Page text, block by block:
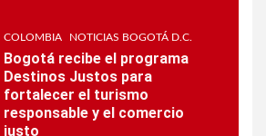
COLOMBIA NOTICIAS BOGOTÁ D.C.
Bogotá recibe el programa
Destinos Justos para
fortalecer el turismo
responsable y el comercio
justo